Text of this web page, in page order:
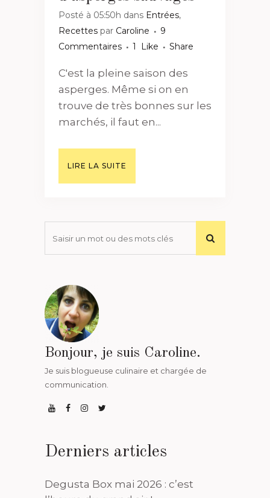
Posté à 05:50h dans Entrées,
Recettes par Caroline
9
Commentaires
1 Like Share
C'est la pleine saison des
asperges. Même si on en
trouve de très bonnes sur les
marchés, il faut en...
LIRE LA SUITE
Bonjour, je suis Caroline.
Je suis blogueuse culinaire et chargée de
communication.
Derniers articles
Degusta Box mai 2026 : c’est